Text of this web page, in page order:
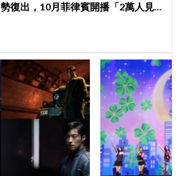
勢復出，10月菲律賓開播「2萬人見面